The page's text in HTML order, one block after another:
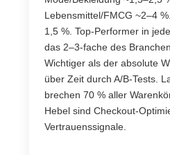
Lebensmittel/FMCG ~2–4
1,5 %. Top-Performer in
das 2–3-fache des
Wichtiger als der absolute
über Zeit durch A/B-Tests.
brechen 70 % aller
Hebel sind Checkout-
Vertrauenssignale.